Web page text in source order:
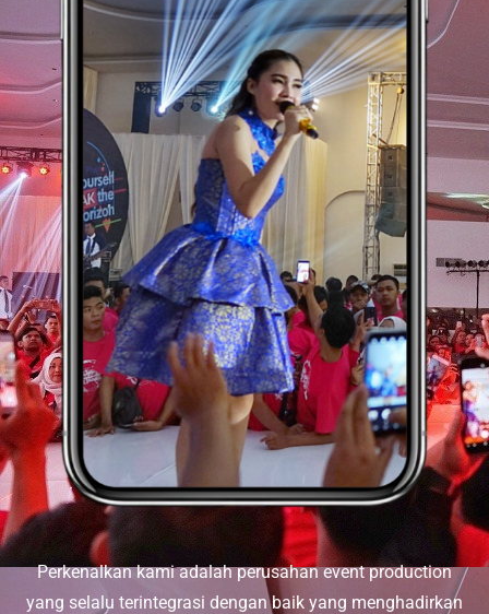
Perkenalkan kami adalah perusahan event production
yang selalu terintegrasi dengan baik yang menghadirkan